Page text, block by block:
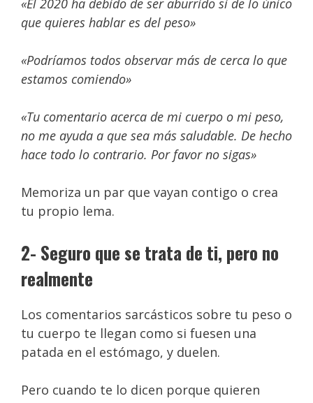
«El 2020 ha debido de ser aburrido si de lo único
que quieres hablar es del peso»
«Podríamos todos observar más de cerca lo que
estamos comiendo»
«Tu comentario acerca de mi cuerpo o mi peso,
no me ayuda a que sea más saludable. De hecho
hace todo lo contrario. Por favor no sigas»
Memoriza un par que vayan contigo o crea
tu propio lema.
2- Seguro que se trata de ti, pero no
realmente
Los comentarios sarcásticos sobre tu peso o
tu cuerpo te llegan como si fuesen una
patada en el estómago, y duelen.
Pero cuando te lo dicen porque quieren